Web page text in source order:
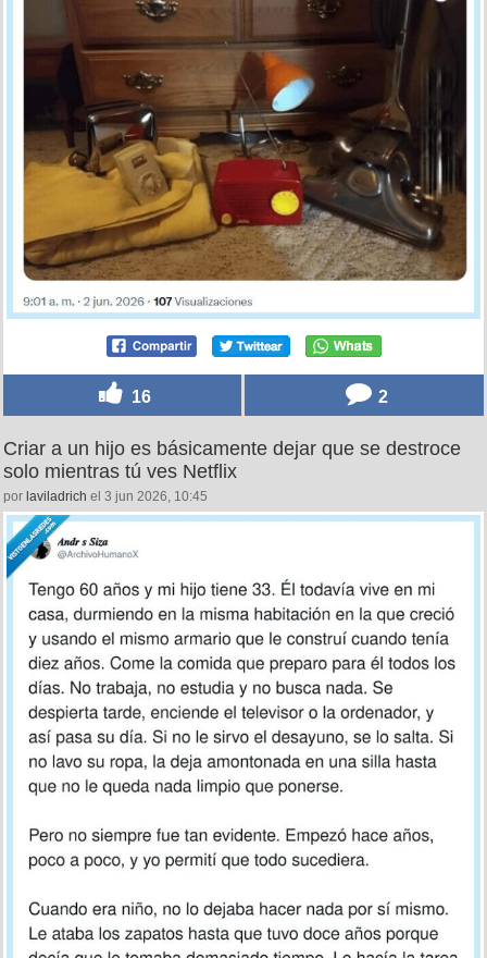
16 2
Criar a un hijo es básicamente dejar que se destroce
solo mientras tú ves Netflix
por laviladrich el 3 jun 2026, 10:45